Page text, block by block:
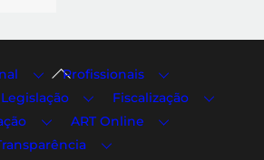
Back
To
Top
Profissionais
Legislação
Fiscalização
ART Online